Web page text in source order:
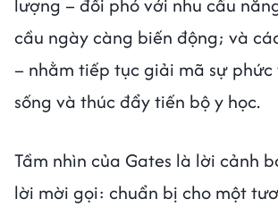
lượng – đối phó với nhu cầu
cầu ngày càng biến động; và
– nhằm tiếp tục giải mã sự
sống và thúc đẩy tiến bộ y học.
Tầm nhìn của Gates là lời cảnh
lời mời gọi: chuẩn bị cho một